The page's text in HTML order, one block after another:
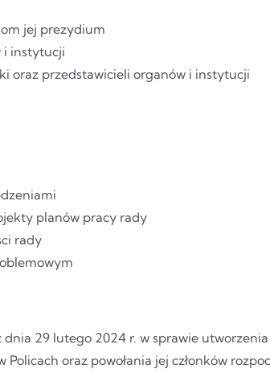
jej prezydium
i instytucji
oraz przedstawicieli organów i instytucji
planów pracy rady
rady
29 lutego 2024 r. w sprawie
oraz powołania jej członków